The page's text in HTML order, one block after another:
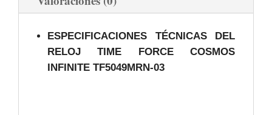
ESPECIFICACIONES TÉCNICAS DEL
RELOJ TIME FORCE COSMOS
INFINITE TF5049MRN-03